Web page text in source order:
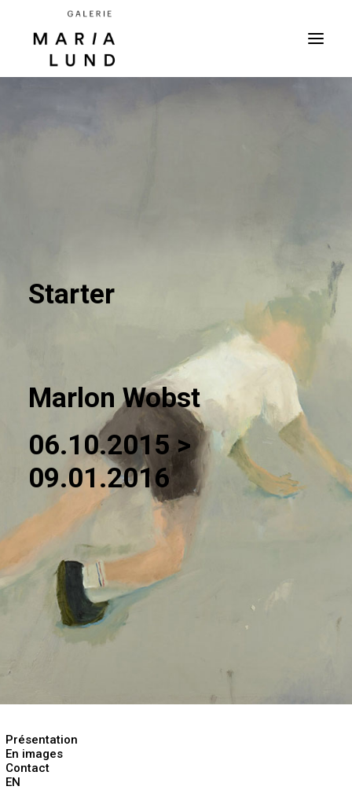
Starter
Marlon Wobst
06.10.2015 >
09.01.2016
Présentation
En images
Contact
EN